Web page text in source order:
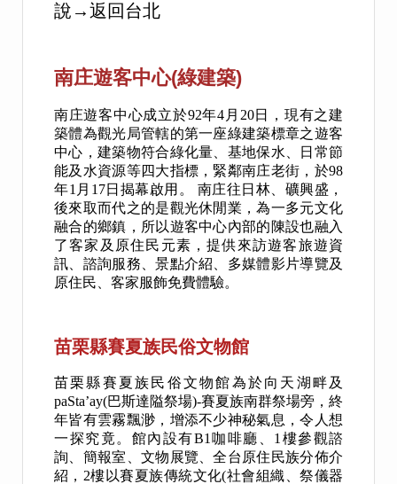
說→返回台北
南庄遊客中心(綠建築)
南庄遊客中心成立於92年4 月 20日，現有之建
築體為觀光局管轄的第一座綠建築標章之遊客
中心，建築物符合綠化量、基地保水、日常節
能及水資源等四大指標，緊鄰南庄老街，於98
年1 月 17日揭幕啟用。 南庄往日林、礦興盛，
後來取而代之的是觀光休閒業，為一多元文化
融合的鄉鎮，所以遊客中心內部的陳設也融入
了客家及原住民元素，提供來訪遊客旅遊資
訊、諮詢服務、景點介紹、多媒體影片導覽及
原住民、客家服飾免費體驗。
苗栗縣賽夏族民俗文物館
苗栗縣賽夏族民俗文物館為於向天湖畔及
paSta’ay(巴斯達隘祭場)-賽夏族南群祭場旁，終
年皆有雲霧飄渺，增添不少神秘氣息，令人想
一探究竟。館內設有B1 咖啡廳、 1 樓參觀諮
詢、簡報室、文物展覽、全台原住民族分佈介
紹， 2樓以賽夏族傳統文化(社會組織、祭儀器